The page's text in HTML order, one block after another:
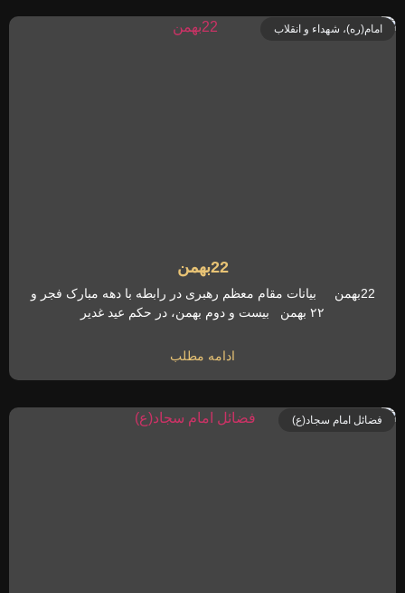
امام(ره)، شهداء و انقلاب
22بهمن
22بهمن بیانات مقام معظم رهبری در رابطه با دهه مبارک فجر و
۲۲ بهمن بیست و دوم بهمن، در حکم عید غدیر
ادامه مطلب
فضائل امام سجاد(ع)